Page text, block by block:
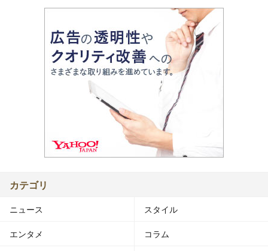
カテゴリ
ニュース スタイル
エンタメ コラム